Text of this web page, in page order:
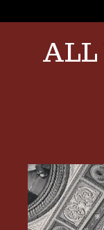
ALL